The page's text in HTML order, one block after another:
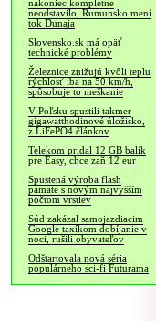
nakoniec kompletne
neodstavilo, Rumunsko mení
tok Dunaja
Slovensko.sk má opäť
technické problémy
Železnice znižujú kvôli teplu
rýchlosť iba na 50 km/h,
spôsobuje to meškanie
V Poľsku spustili takmer
gigawatthodinové úložisko,
z LiFePO4 článkov
Telekom pridal 12 GB balík
pre Easy, chce zaň 12 eur
Spustená výroba flash
pamäte s novým najvyšším
počtom vrstiev
Súd zakázal samojazdiacim
Google taxíkom dobíjanie v
noci, rušili obyvateľov
Odštartovala nová séria
populárneho sci-fi Futurama